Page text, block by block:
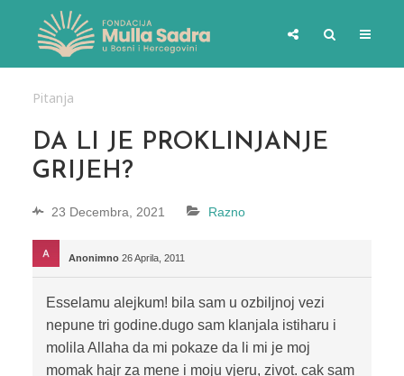
Pitanja
DA LI JE PROKLINJANJE
GRIJEH?
23 Decembra, 2021 Razno
Anonimno 26 Aprila, 2011
Esselamu alejkum! bila sam u ozbiljnoj vezi
nepune tri godine.dugo sam klanjala istiharu i
molila Allaha da mi pokaze da li mi je moj
momak hajr za mene i moju vjeru, zivot. cak sam